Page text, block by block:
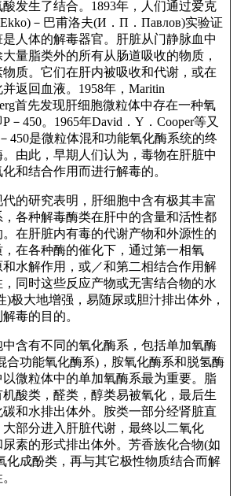
酸发生了结合。1893年，人们通过爱克
－巴甫洛夫(И．П．Павлов)实验证
是人体的解毒器官。肝脏从门静脉血中
量脂类外的所有从肠道吸收的物质，
质。它们在肝内被吸收和代谢，或在
并返回血液。1958年，Maritin
首先发现肝细胞微粒体中存在一种氧
－450。1965年David．Y．Cooper等又
450是微粒体混和功能氧化酶系统的终
。由此，早期人们认为，毒物在肝脏中
和结合作用而进行解毒的。
的研究表明，肝细胞中含有极其丰富
，各种解毒酶类在肝中的含量和活性都
。在肝脏内有毒的代谢产物和外源性的
，在各种酶的催化下，通过第一相氧
和水解作用，或／和第二相结合作用解
，同时这些反应产物或无害结合物的水
)极大地增强，易随尿或胆汁排出体外，
毒的目的。
中含有不同的氧化酶系，包括单加氧酶
合功能氧化酶系)，胺氧化酶系和脱氢酶
以微粒体中的单加氧酶系最为重要。脂
机酸类，醛类，醇类易被氧化，最后生
碳和水排出体外。胺类一部分经肾脏直
大部分进入肝脏代谢，最终以二氧化
素的形式排出体外。芳香族化合物(如
化成酚类，再与其它极性物质结合而解